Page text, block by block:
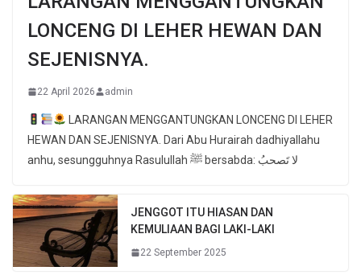
LONCENG DI LEHER HEWAN DAN
SEJENISNYA.
22 April 2026 admin
LARANGAN MENGGANTUNGKAN LONCENG DI LEHER
HEWAN DAN SEJENISNYA. Dari Abu Hurairah dadhiyallahu
anhu, sesungguhnya Rasulullah ﷺ bersabda: لا تَصحبُ
JENGGOT ITU HIASAN DAN
KEMULIAAN BAGI LAKI-LAKI
22 September 2025